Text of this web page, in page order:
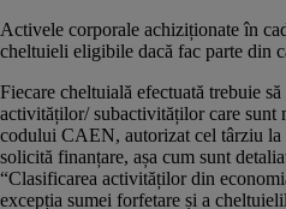
Activele corporale achiziționate în
cheltuieli eligibile dacă fac parte din
Fiecare cheltuială efectuată trebuie
activităților/ subactivităților care sunt
codului CAEN, autorizat cel târziu la
solicită finanțare, așa cum sunt
“Clasificarea activităților din
excepția sumei forfetare și a